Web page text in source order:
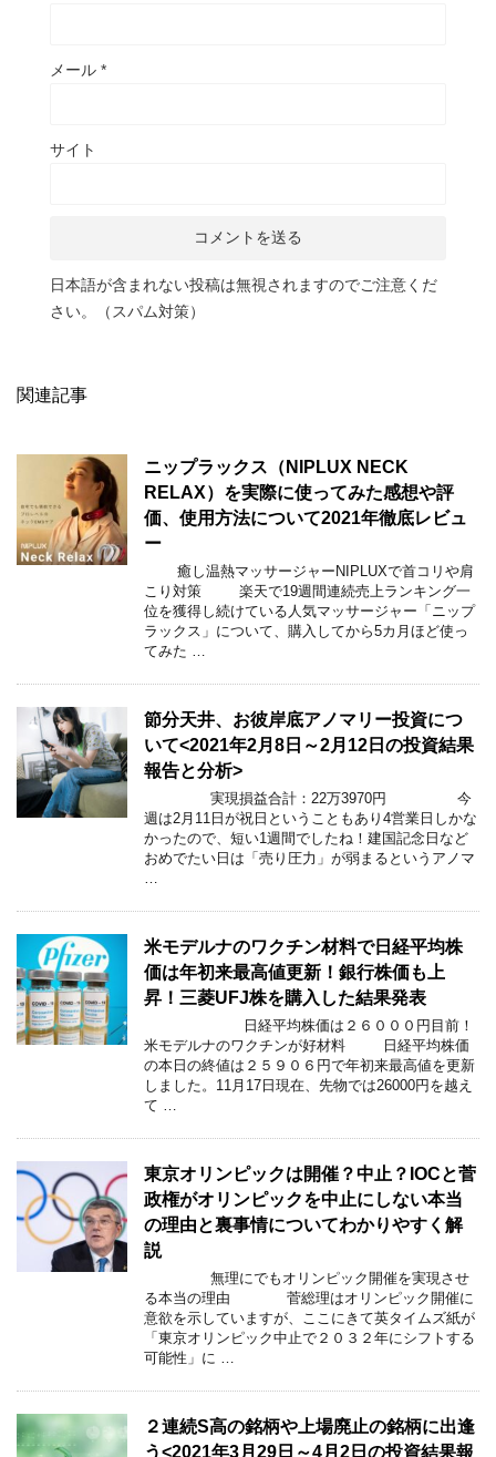
メール *
サイト
日本語が含まれない投稿は無視されますのでご注意くだ
さい。（スパム対策）
関連記事
ニップラックス（NIPLUX NECK
RELAX）を実際に使ってみた感想や評
価、使用方法について2021年徹底レビュ
ー
癒し温熱マッサージャーNIPLUXで首コリや肩
こり対策 楽天で19週間連続売上ランキング一
位を獲得し続けている人気マッサージャー「ニップ
ラックス」について、購入してから5カ月ほど使っ
てみた …
節分天井、お彼岸底アノマリー投資につ
いて<2021年2月8日～2月12日の投資結果
報告と分析>
実現損益合計：22万3970円 今
週は2月11日が祝日ということもあり4営業日しかな
かったので、短い1週間でしたね！建国記念日など
おめでたい日は「売り圧力」が弱まるというアノマ
…
米モデルナのワクチン材料で日経平均株
価は年初来最高値更新！銀行株価も上
昇！三菱UFJ株を購入した結果発表
日経平均株価は２６０００円目前！
米モデルナのワクチンが好材料 日経平均株価
の本日の終値は２５９０６円で年初来最高値を更新
しました。11月17日現在、先物では26000円を越え
て …
東京オリンピックは開催？中止？IOCと菅
政権がオリンピックを中止にしない本当
の理由と裏事情についてわかりやすく解
説
無理にでもオリンピック開催を実現させ
る本当の理由 菅総理はオリンピック開催に
意欲を示していますが、ここにきて英タイムズ紙が
「東京オリンピック中止で２０３２年にシフトする
可能性」に …
２連続S高の銘柄や上場廃止の銘柄に出逢
う<2021年3月29日～4月2日の投資結果報